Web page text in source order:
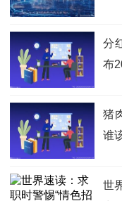
分
布
猪
谁
世